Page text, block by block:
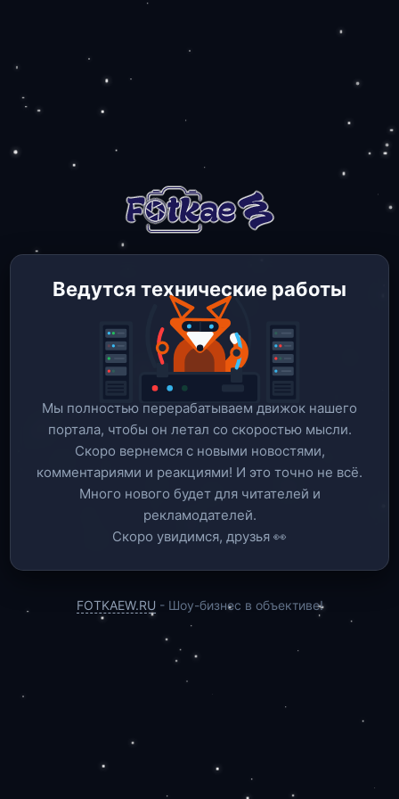
Ведутся технические работы
Мы полностью перерабатываем движок нашего
портала, чтобы он летал со скоростью мысли.
Скоро вернемся c новыми новостями,
комментариями и реакциями! И это точно не всё.
Много нового будет для читателей и
рекламодателей.
Скоро увидимся, друзья 👀
FOTKAEW.RU - Шоу-бизнес в объективе!